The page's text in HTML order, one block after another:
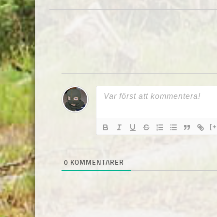
0 KOMMENTARER